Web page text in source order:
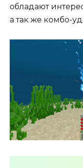
обладают
а так же комбо-